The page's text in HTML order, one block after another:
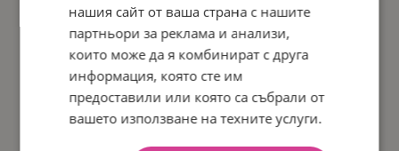
ХАРАКТЕРИСТИКИ
нашия сайт от ваша страна с нашите
партньори за реклама и анализи,
които може да я комбинират с друга
информация, която сте им
предоставили или която са събрали от
вашето използване на техните услуги.